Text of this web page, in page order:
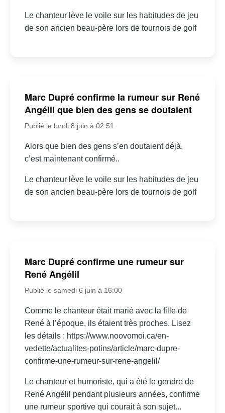
Le chanteur lève le voile sur les habitudes de jeu
de son ancien beau-père lors de tournois de golf
Marc Dupré confirme la rumeur sur René
Angélil que bien des gens se doutaient
Publié le lundi 8 juin à 02:51
Alors que bien des gens s’en doutaient déjà,
c’est maintenant confirmé..
Le chanteur lève le voile sur les habitudes de jeu
de son ancien beau-père lors de tournois de golf
Marc Dupré confirme une rumeur sur
René Angélil
Publié le samedi 6 juin à 16:00
Comme le chanteur était marié avec la fille de
René à l’époque, ils étaient très proches. Lisez
les détails : https://www.noovomoi.ca/en-
vedette/actualites-potins/article/marc-dupre-
confirme-une-rumeur-sur-rene-angelil/
Le chanteur et humoriste, qui a été le gendre de
René Angélil pendant plusieurs années, confirme
une rumeur sportive qui courait à son sujet...